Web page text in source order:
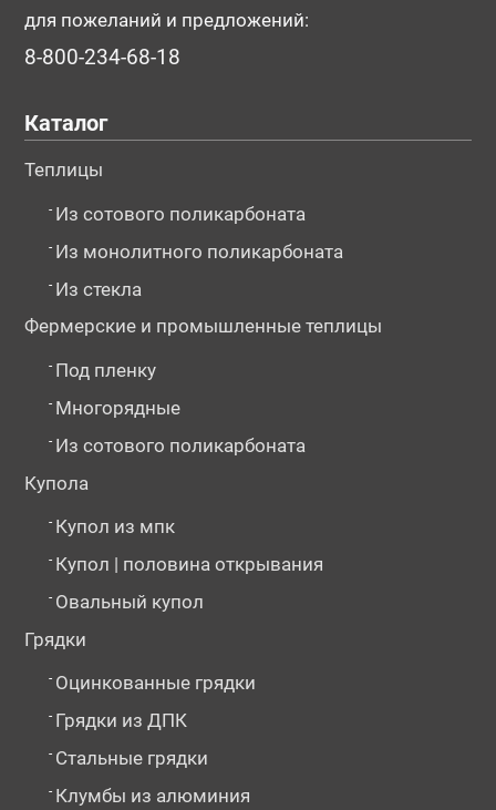
для пожеланий и предложений:
8-800-234-68-18
Каталог
Теплицы
- Из сотового поликарбоната
- Из монолитного поликарбоната
- Из стекла
Фермерские и промышленные теплицы
- Под пленку
- Многорядные
- Из сотового поликарбоната
Купола
- Купол из мпк
- Купол | половина открывания
- Овальный купол
Грядки
- Оцинкованные грядки
- Грядки из ДПК
- Стальные грядки
- Клумбы из алюминия